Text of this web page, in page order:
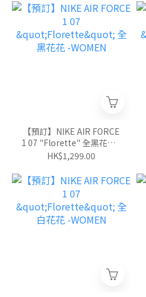
【預訂】NIKE AIR FORCE
1 07 "Florette" 全黑花花 -
WOMEN
HK$1,299.00